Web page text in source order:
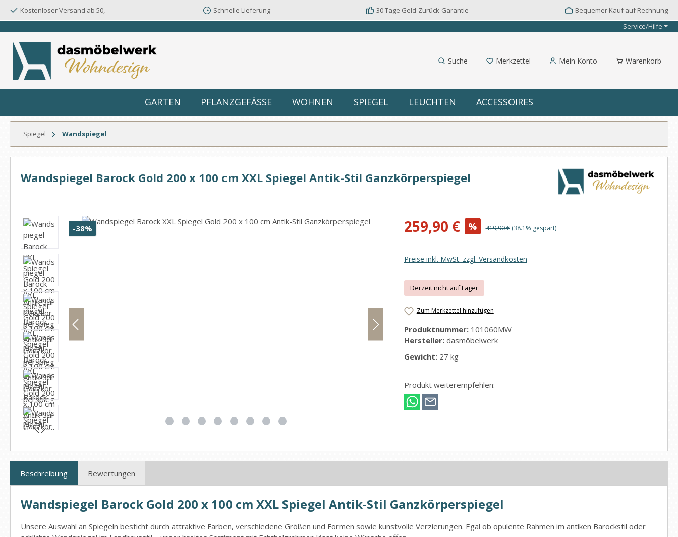
Hauptinhalt springen
Zur Suche springen
Zur Hauptnavigation springen
Kostenloser Versand ab 50,- Schnelle Lieferung 30 Tage Geld-Zurück-Garantie
Bequemer Kauf auf Rechnung
Service/Hilfe
Suche Merkzettel Mein Konto Warenkorb
GARTEN PFLANZGEFÄSSE WOHNEN SPIEGEL LEUCHTEN ACCESSOIRES
Spiegel Wandspiegel
Wandspiegel Barock Gold 200 x 100 cm XXL Spiegel Antik-Stil Ganzkörperspiegel
Bildergalerie überspringen
-38% Rabatt
Verkaufspreis:
259,90 € % Regulärer Preis:
419,90 € (38.1% gespart)
Preise inkl. MwSt. zzgl. Versandkosten
Derzeit nicht auf Lager
Zum Merkzettel hinzufügen
Produktnummer: 101060MW
Hersteller: dasmöbelwerk
Gewicht: 27 kg
Produkt weiterempfehlen:
Beschreibung Bewertungen
Wandspiegel Barock Gold 200 x 100 cm XXL Spiegel Antik-Stil Ganzkörperspiegel
Unsere Auswahl an Spiegeln besticht durch attraktive Farben, verschiedene Größen und Formen sowie kunstvolle Verzierungen. Egal ob opulente Rahmen im antiken Barockstil oder